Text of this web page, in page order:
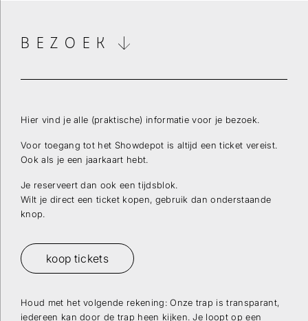
BEZOEK
Hier vind je alle (praktische) informatie voor je bezoek.
Voor toegang tot het Showdepot is altijd een ticket vereist.
Ook als je een jaarkaart hebt.
Je reserveert dan ook een tijdsblok.
Wilt je direct een ticket kopen, gebruik dan onderstaande
knop.
koop tickets
Houd met het volgende rekening: Onze trap is transparant,
iedereen kan door de trap heen kijken. Je loopt op een
inschrijven voor onze nieuwsbrief.
Verstuur